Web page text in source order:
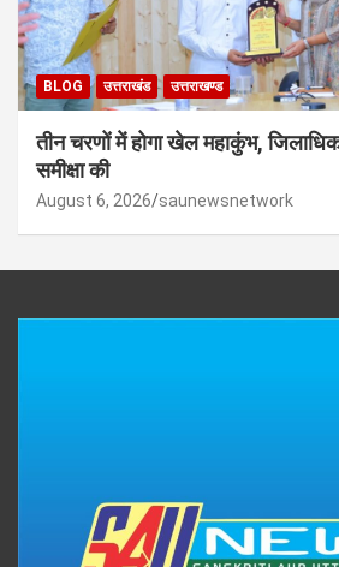
BLOG उत्तराखंड उत्तराखण्ड
तीन चरणों में होगा खेल महाकुंभ,
समीक्षा की
August 6, 2026 saunewsnetwork